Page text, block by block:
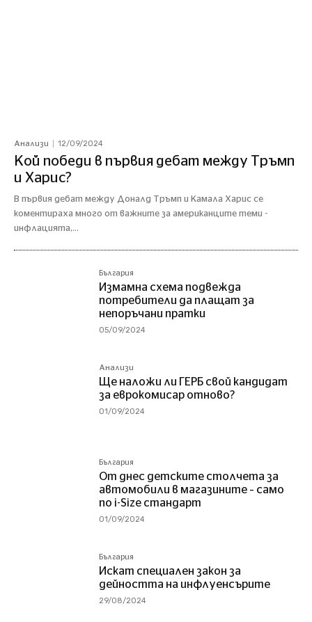
Анализи 12/09/2024
Кой победи в първия дебат между Тръмп
и Харис?
В първия дебат между Доналд Тръмп и Камала Харис се
коментираха много от важните за американците теми -
инфлацията,...
България
Измамна схема подвежда
потребители да плащат за
непоръчани пратки
05/09/2024
Анализи
Ще наложи ли ГЕРБ свой кандидат
за еврокомисар отново?
01/09/2024
България
От днес детските столчета за
автомобили в магазините – само
по i-Size стандарт
01/09/2024
България
Искат специален закон за
дейността на инфлуенсърите
29/08/2024